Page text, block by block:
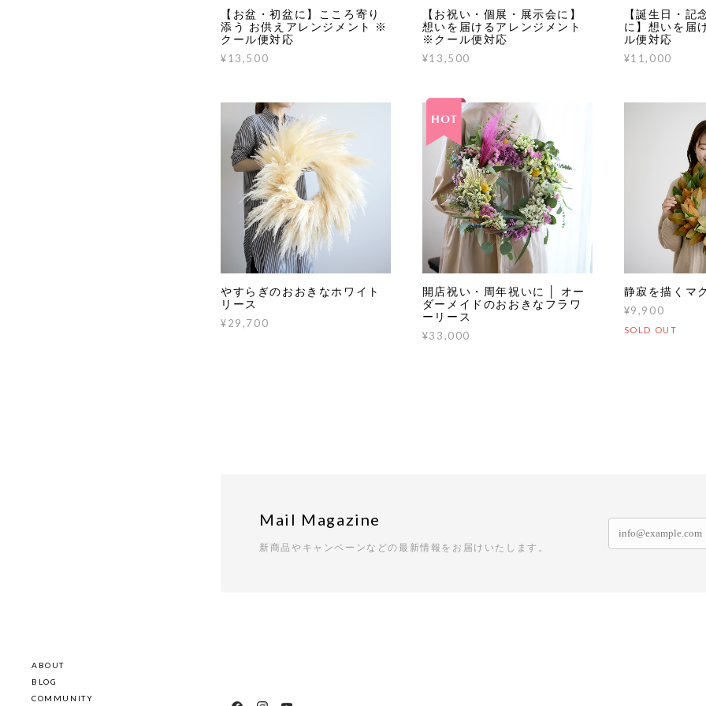
ABOUT
BLOG
COMMUNITY
【お盆・初盆に】こころ寄り
添う お供えアレンジメント ※
クール便対応
¥13,500
【お祝い・個展・展示会に】
想いを届けるアレンジメント
※クール便対応
¥13,500
【誕生日・記
に】想いを届
ル便対応
¥11,000
やすらぎのおおきなホワイト
リース
¥29,700
開店祝い・周年祝いに │ オー
ダーメイドのおおきなフラワ
ーリース
¥33,000
静寂を描くマ
¥9,900
SOLD OUT
Mail Magazine
新商品やキャンペーンなどの最新情報をお届けいたします。